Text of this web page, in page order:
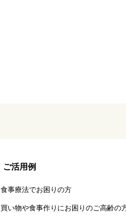
ご活用例
食事療法でお困りの方
買い物や食事作りにお困りのご高齢の